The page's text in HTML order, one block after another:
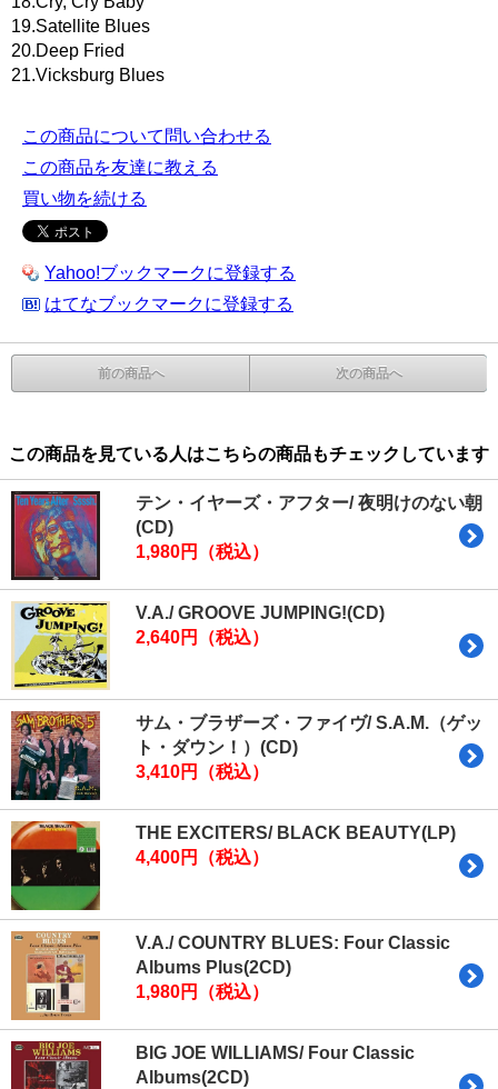
19.Satellite Blues
20.Deep Fried
21.Vicksburg Blues
この商品について問い合わせる
この商品を友達に教える
買い物を続ける
Yahoo!ブックマークに登録する
はてなブックマークに登録する
前の商品へ 次の商品へ
この商品を見ている人はこちらの商品もチェックしています
テン・イヤーズ・アフター/ 夜明けのない朝
(CD)
1,980円（税込）
V.A./ GROOVE JUMPING!(CD)
2,640円（税込）
サム・ブラザーズ・ファイヴ/ S.A.M.（ゲッ
ト・ダウン！）(CD)
3,410円（税込）
THE EXCITERS/ BLACK BEAUTY(LP)
4,400円（税込）
V.A./ COUNTRY BLUES: Four Classic
Albums Plus(2CD)
1,980円（税込）
BIG JOE WILLIAMS/ Four Classic
Albums(2CD)